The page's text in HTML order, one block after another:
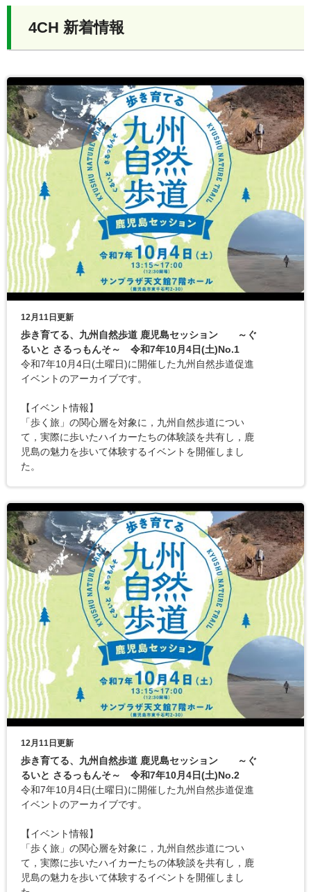
4CH 新着情報
12月11日更新
歩き育てる、九州自然歩道 鹿児島セッション ～ぐ
るいと さるっもんそ～ 令和7年10月4日(土)No.1
令和7年10月4日(土曜日)に開催した九州自然歩道促進
イベントのアーカイブです。
【イベント情報】
「歩く旅」の関心層を対象に，九州自然歩道につい
て，実際に歩いたハイカーたちの体験談を共有し，鹿
児島の魅力を歩いて体験するイベントを開催しまし
た。
12月11日更新
歩き育てる、九州自然歩道 鹿児島セッション ～ぐ
るいと さるっもんそ～ 令和7年10月4日(土)No.2
令和7年10月4日(土曜日)に開催した九州自然歩道促進
イベントのアーカイブです。
【イベント情報】
「歩く旅」の関心層を対象に，九州自然歩道につい
て，実際に歩いたハイカーたちの体験談を共有し，鹿
児島の魅力を歩いて体験するイベントを開催しまし